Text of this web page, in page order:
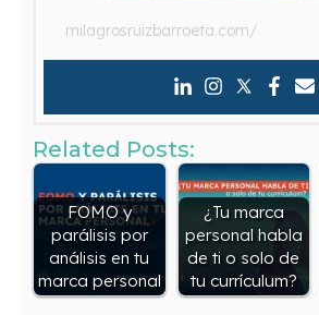
milagrosruizbarroeta.com/
Related Posts:
FOMO y
parálisis por
análisis en tu
marca personal
¿Tu marca
personal habla
de ti o solo de
tu currículum?